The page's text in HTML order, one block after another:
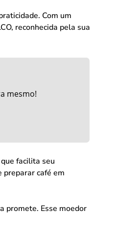
Com um
reconhecida pela sua
mesmo!
facilita seu
café em
promete. Esse moedor